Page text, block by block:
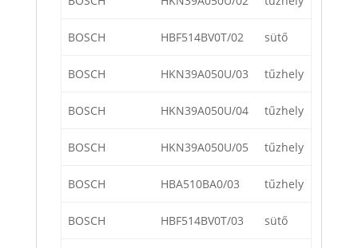
BOSCH HBF514BV0T/02 sütő
BOSCH HKN39A050U/03 tűzhely
BOSCH HKN39A050U/04 tűzhely
BOSCH HKN39A050U/05 tűzhely
BOSCH HBA510BA0/03 tűzhely
BOSCH HBF514BV0T/03 sütő